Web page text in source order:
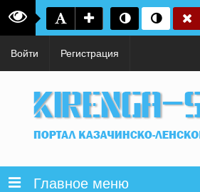
Войти Регистрация
Главное меню